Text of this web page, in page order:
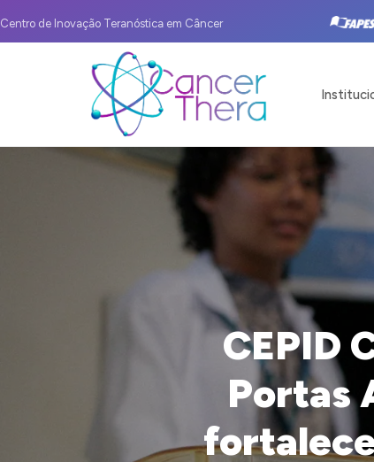
Centro de Inovação Teranóstica em Câncer
CEPID
Portas